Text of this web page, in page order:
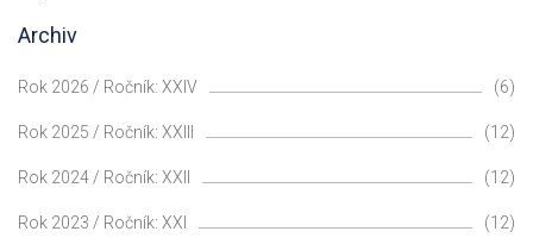
Archiv
Rok 2026 / Ročník: XXIV (6)
Rok 2025 / Ročník: XXIII (12)
Rok 2024 / Ročník: XXII (12)
Rok 2023 / Ročník: XXI (12)